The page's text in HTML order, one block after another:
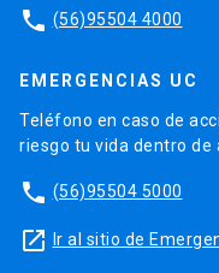
phone (56)95504 4000
EMERGENCIAS UC
Teléfono en caso de
riesgo tu vida dentro de
phone (56)95504 5000
launch Ir al sitio de